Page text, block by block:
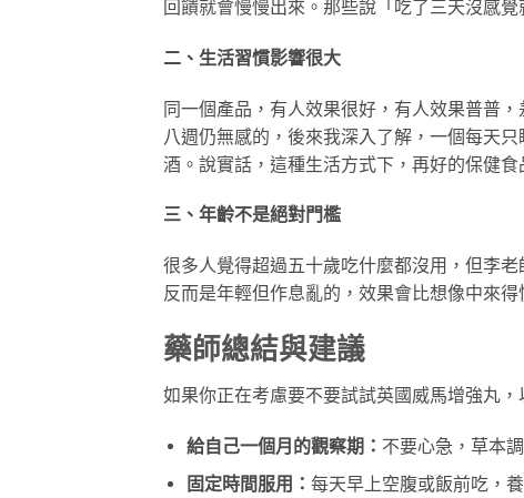
回饋就會慢慢出來。那些說「吃了三天沒感
二、生活習慣影響很大
同一個產品，有人效果很好，有人效果普普
八週仍無感的，後來我深入了解，一個每天
酒。說實話，這種生活方式下，再好的保健食
三、年齡不是絕對門檻
很多人覺得超過五十歲吃什麼都沒用，但李
反而是年輕但作息亂的，效果會比想像中來得
藥師總結與建議
如果你正在考慮要不要試試英國威馬增強丸，
給自己一個月的觀察期： 不要心急，草本
固定時間服用： 每天早上空腹或飯前吃，